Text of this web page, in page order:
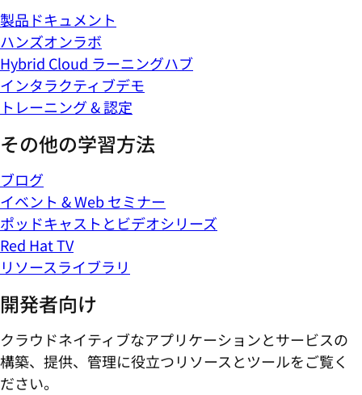
製品ドキュメント
ハンズオンラボ
Hybrid Cloud ラーニングハブ
インタラクティブデモ
トレーニング & 認定
その他の学習方法
ブログ
イベント & Web セミナー
ポッドキャストとビデオシリーズ
Red Hat TV
リソースライブラリ
開発者向け
クラウドネイティブなアプリケーションとサービスの
構築、提供、管理に役立つリソースとツールをご覧く
ださい。